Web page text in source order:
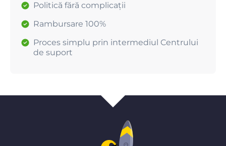
Politică fără complicații
Rambursare 100%
Proces simplu prin intermediul Centrului
de suport